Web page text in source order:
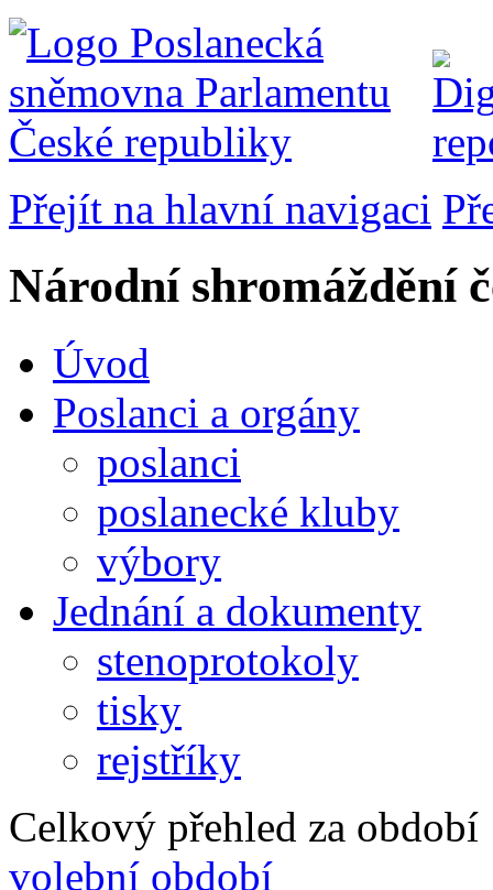
Přejít na hlavní navigaci
Národní shromáždění
Úvod
Poslanci a orgány
poslanci
poslanecké kluby
výbory
Jednání a dokumenty
stenoprotokoly
tisky
rejstříky
Celkový přehled za
volební období